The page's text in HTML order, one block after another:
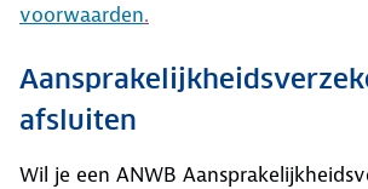
voorwaarden.
afsluiten
Wil je een ANWB